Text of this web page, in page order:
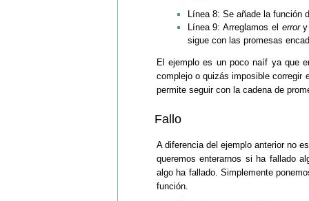
Línea 8: Se añade la función
Línea 9: Arreglamos el errory
sigue con las promesas
El ejemplo es un poco naíf ya que
complejo o quizás imposible corregir
permite seguir con la cadena de
Fallo
A diferencia del ejemplo anterior no
queremos enterarnos si ha fallado
algo ha fallado. Simplemente
función.